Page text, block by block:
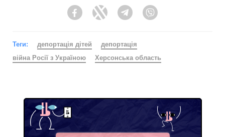
FacebookTwitter Telegram
Теги: депортація дітей
депортація
війна Росії з Україною
Херсонська область